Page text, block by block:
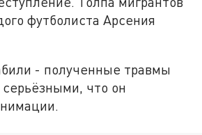
футболиста Арсения
- полученные травмы
что он